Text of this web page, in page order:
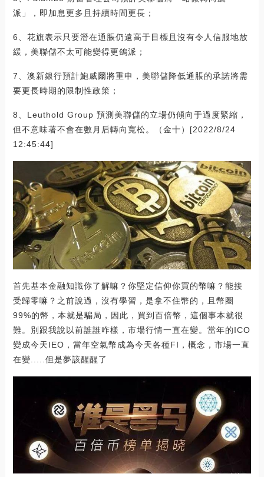
派」，即加息更多且持續時間更長；
6、花旗表示只要潛在通脹仍遠高于目標且沒有令人信服地放
緩，美聯儲不太可能變得更鴿派；
7、澳新銀行預計鮑威爾將重申，美聯儲降低通脹的承諾將需
要更長時期的限制性政策；
8、Leuthold Group 預測美聯儲的立場仍傾向于過度緊縮，
但不意味著不會在數月后轉向寬松。（金十）[2022/8/24
12:45:44]
首先基本金融知識你了解嘛？你堅定信仰你買的幣嘛？能接
受歸零嘛？之前說過，沒有學習，是拿不住幣的，且幣圈
99%的幣，本就是騙局，因此，買到百倍幣，這個事本就很
難。別跟我說以前誰誰咋樣，市場行情一直在變。當年的ICO
變成今天IEO，當年空氣幣成為今天各種FI，概念，市場一直
在變.....但是夢該醒醒了